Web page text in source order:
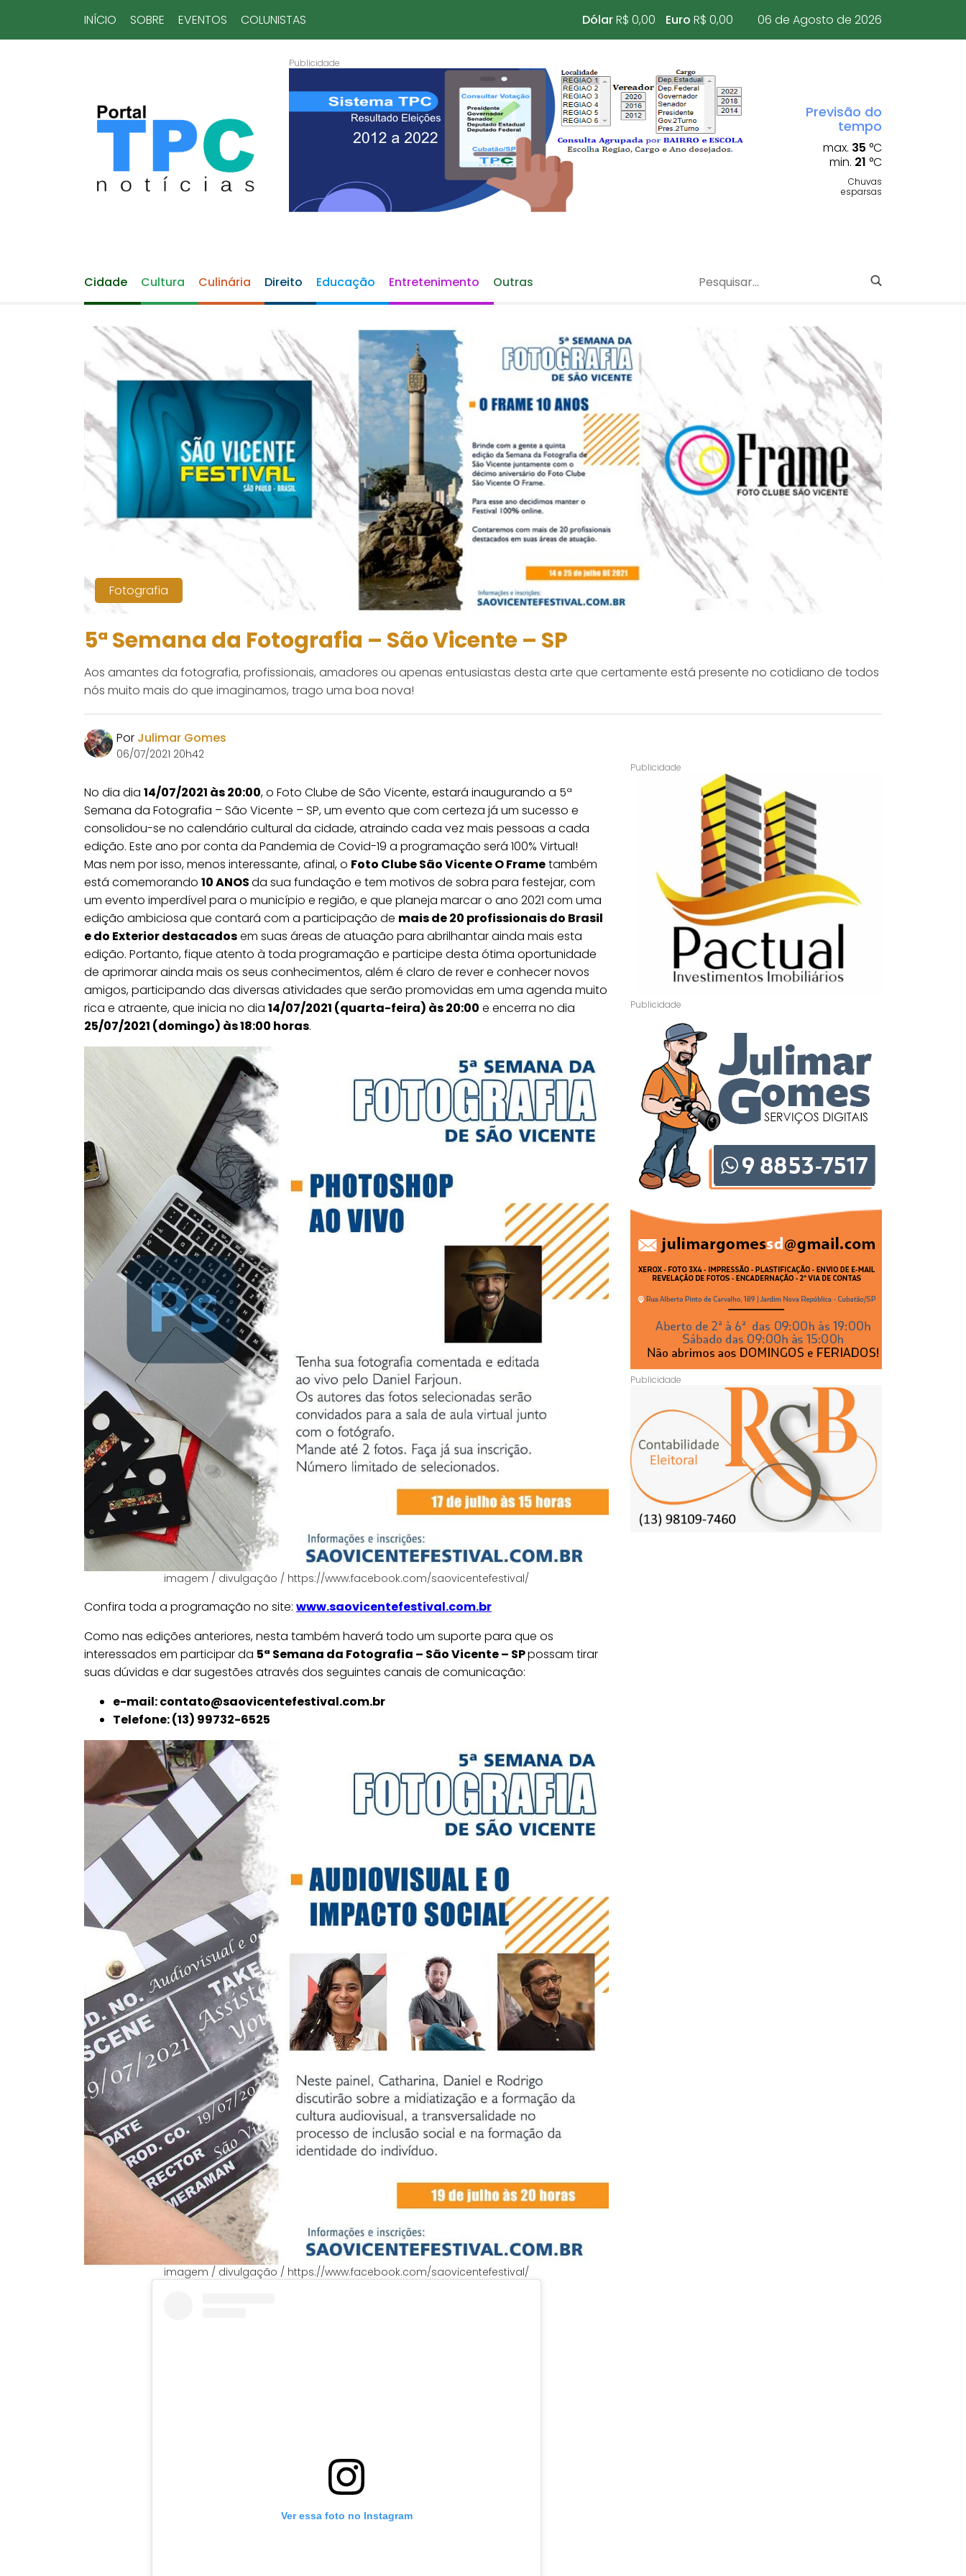
INÍCIO SOBRE EVENTOS COLUNISTAS DólarR$ 0,00 Euro R$ 0,00 06 de Agosto de 2026
Previsão do
tempo
max. 35 °C
min. 21 °C
Chuvas
esparsas
Cidade Cultura Culinária Direito Educação Entretenimento Outras
Fotografia
5ª Semana da Fotografia – São Vicente – SP
Aos amantes da fotografia, profissionais, amadores ou apenas entusiastas desta arte que certamente está presente no cotidiano de todos
nós muito mais do que imaginamos, trago uma boa nova!
Por Julimar Gomes
06/07/2021 20h42
No dia dia 14/07/2021 às 20:00, o Foto Clube de São Vicente, estará inaugurando a 5ª
Semana da Fotografia – São Vicente – SP, um evento que com certeza já um sucesso e
consolidou-se no calendário cultural da cidade, atraindo cada vez mais pessoas a cada
edição. Este ano por conta da Pandemia de Covid-19 a programação será 100% Virtual!
Mas nem por isso, menos interessante, afinal, o Foto Clube São Vicente O Frametambém
está comemorando 10 ANOSda sua fundação e tem motivos de sobra para festejar, com
um evento imperdível para o município e região, e que planeja marcar o ano 2021 com uma
edição ambiciosa que contará com a participação de mais de 20 profissionais do Brasil
e do Exterior destacadosem suas áreas de atuação para abrilhantar ainda mais esta
edição. Portanto, fique atento à toda programação e participe desta ótima oportunidade
de aprimorar ainda mais os seus conhecimentos, além é claro de rever e conhecer novos
amigos, participando das diversas atividades que serão promovidas em uma agenda muito
rica e atraente, que inicia no dia 14/07/2021 (quarta-feira) às 20:00 e encerra no dia
25/07/2021 (domingo) às 18:00 horas.
imagem / divulgação / https://www.facebook.com/saovicentefestival/
Confira toda a programação no site: www.saovicentefestival.com.br
Como nas edições anteriores, nesta também haverá todo um suporte para que os
interessados em participar da 5ª Semana da Fotografia – São Vicente – SPpossam tirar
suas dúvidas e dar sugestões através dos seguintes canais de comunicação:
e-mail: contato@saovicentefestival.com.br
Telefone: (13) 99732-6525
imagem / divulgação / https://www.facebook.com/saovicentefestival/
Ver essa foto no Instagram